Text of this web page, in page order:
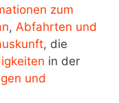
zum
, Abfahrten und
, die
in der
und